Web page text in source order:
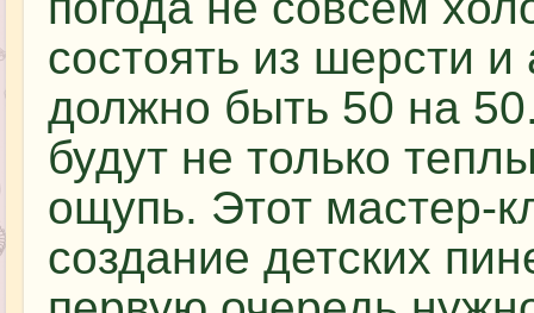
состоять из шерсти
должно быть 50 на
будут не только
ощупь. Этот мастер-
создание детских